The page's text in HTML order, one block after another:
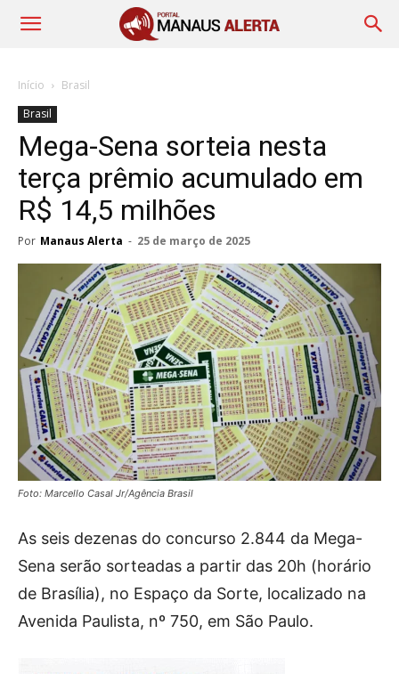
Início
Brasil
Brasil
Mega-Sena sorteia nesta
terça prêmio acumulado em
R$ 14,5 milhões
Por Manaus Alerta - 25 de março de 2025
Foto: Marcello Casal Jr/Agência Brasil
As seis dezenas do concurso 2.844 da Mega-
Sena serão sorteadas a partir das 20h (horário
de Brasília), no Espaço da Sorte, localizado na
Avenida Paulista, nº 750, em São Paulo.